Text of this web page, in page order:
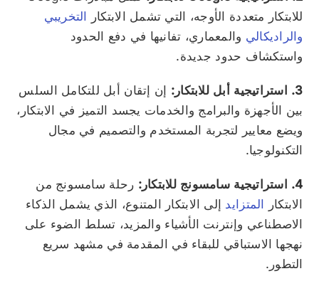
للابتكار متعددة الأوجه، التي تشمل الابتكار التخريبي
والراديكالي والمعماري، تفانيها في دفع الحدود
واستكشاف حدود جديدة.
3. استراتيجية أبل للابتكار:
إن إتقان أبل للتكامل السلس
بين الأجهزة والبرامج والخدمات يجسد التميز في الابتكار،
ويضع معايير لتجربة المستخدم والتصميم في مجال
التكنولوجيا.
4. استراتيجية سامسونج للابتكار:
رحلة سامسونج من
الابتكار المتزايد إلى الابتكار المتنوع، الذي يشمل الذكاء
الاصطناعي وإنترنت الأشياء والمزيد، تسلط الضوء على
نهجها الاستباقي للبقاء في المقدمة في مشهد سريع
التطور.